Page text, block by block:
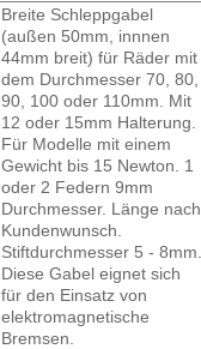
Breite Schleppgabel
(außen 50mm, innnen
44mm breit) für Räder mit
dem Durchmesser 70, 80,
90, 100 oder 110mm. Mit
12 oder 15mm Halterung.
Für Modelle mit einem
Gewicht bis 15 Newton. 1
oder 2 Federn 9mm
Durchmesser. Länge nach
Kundenwunsch.
Stiftdurchmesser 5 - 8mm.
Diese Gabel eignet sich
für den Einsatz von
elektromagnetische
Bremsen.